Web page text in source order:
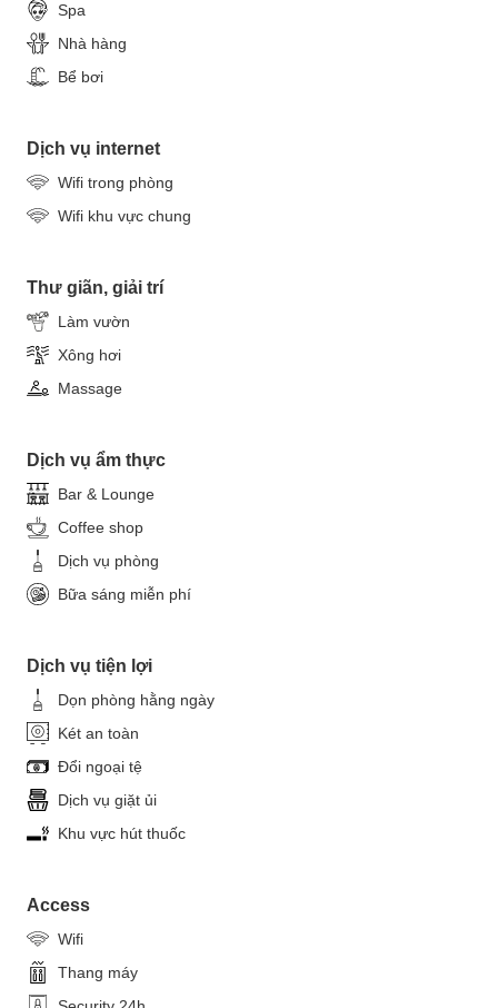
Spa
Nhà hàng
Bể bơi
Dịch vụ internet
Wifi trong phòng
Wifi khu vực chung
Thư giãn, giải trí
Làm vườn
Xông hơi
Massage
Dịch vụ ẩm thực
Bar & Lounge
Coffee shop
Dịch vụ phòng
Bữa sáng miễn phí
Dịch vụ tiện lợi
Dọn phòng hằng ngày
Két an toàn
Đổi ngoại tệ
Dịch vụ giặt ủi
Khu vực hút thuốc
Access
Wifi
Thang máy